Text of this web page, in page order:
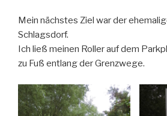
Mein nächstes Ziel war der
Schlagsdorf.
Ich ließ meinen Roller auf dem
zu Fuß entlang der Grenzwege.